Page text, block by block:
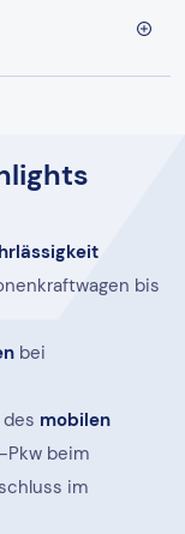
bis
bei
mobilen
beim
im